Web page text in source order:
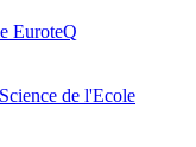
EuroteQ
de l'Ecole